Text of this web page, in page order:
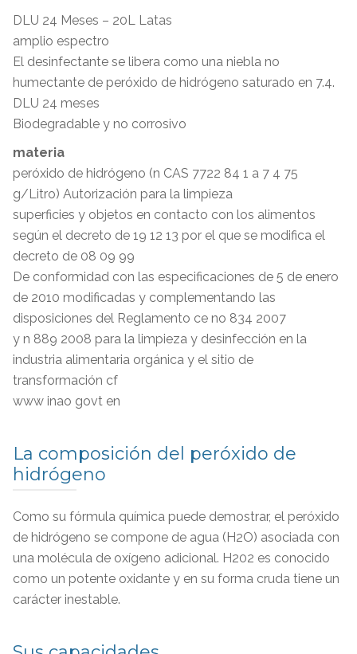
DLU 24 Meses – 20L Latas
amplio espectro
El desinfectante se libera como una niebla no
humectante de peróxido de hidrógeno saturado en 7.4.
DLU 24 meses
Biodegradable y no corrosivo
materia
peróxido de hidrógeno (n CAS 7722 84 1 a 7 4 75
g/Litro) Autorización para la limpieza
superficies y objetos en contacto con los alimentos
según el decreto de 19 12 13 por el que se modifica el
decreto de 08 09 99
De conformidad con las especificaciones de 5 de enero
de 2010 modificadas y complementando las
disposiciones del Reglamento ce no 834 2007
y n 889 2008 para la limpieza y desinfección en la
industria alimentaria orgánica y el sitio de
transformación cf
www inao govt en
La composición del peróxido de
hidrógeno
Como su fórmula química puede demostrar, el peróxido
de hidrógeno se compone de agua (H2O) asociada con
una molécula de oxígeno adicional. H202 es conocido
como un potente oxidante y en su forma cruda tiene un
carácter inestable.